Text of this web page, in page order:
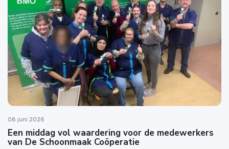
08 juni 2026
Een middag vol waardering voor de medewerkers
van De Schoonmaak Coöperatie